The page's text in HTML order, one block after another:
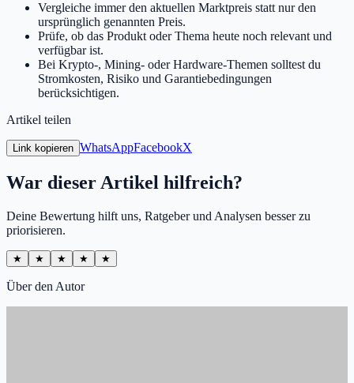
Vergleiche immer den aktuellen Marktpreis statt nur den
ursprünglich genannten Preis.
Prüfe, ob das Produkt oder Thema heute noch relevant und
verfügbar ist.
Bei Krypto-, Mining- oder Hardware-Themen solltest du
Stromkosten, Risiko und Garantiebedingungen
berücksichtigen.
Artikel teilen
Link kopieren WhatsAppFacebookX
War dieser Artikel hilfreich?
Deine Bewertung hilft uns, Ratgeber und Analysen besser zu
priorisieren.
★ ★ ★ ★ ★
Über den Autor